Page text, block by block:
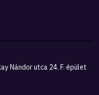
Nándor utca 24. F. épület